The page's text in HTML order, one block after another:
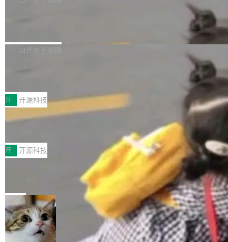
个主 agent 循环，外加一组后台 agent。这些后
库，并将作为transport接入Mooncake TENT。
MPComm将作为一种传输引擎接入Mooncake T
ENT，实现零拷贝传输性能提升30%、非零拷贝
传输性能最高提升5倍。UCL-MPComm底层基
于自研UCL-Engine通信引擎，后续腾讯网平将
持续开源更多基于UCL-Engine的高性能通信组
件。 腾讯网平团队在UCL-MPComm中实现了一
个独立于业务线程的全局通信引擎（Engine），
白开水不加糖
型案例入选名单》，深信服“面向企业研发场景的
开源 AI 编程平台 CoStrict 应用”凭借卓越的技术
创新与落地成效成功入选。 全链路私有化部署，
助力企业AI研发安全落地 当前，越来越多企业已
经开始引入 AI Coding 工具，通过调用公有云模
型或企业内部部署模型提升研发效率。但随着 AI
Coding 从个人辅助工具逐步走向团队级、组织
级应用，企业在规模化落地过程中，对安全性、
可控性和代码质量提出了更高要求。 首先是数据
安全与合规要求。对于大多数普通研发场景，公
有云模型能够满足快速试用和效率提升的需求。
但对于金融、能源、医疗等对数据安全要求较...
开 开源科技
深信服AI算力网关入选工信部人工智能
前不久，工业和信息化部正式发布《2025年人工
智能应用典型案例名单》，集中展示人工智能在
各领域的应用成果，覆盖技术底座、行业赋能、
产品应用、支撑保障、专题等五大方向。深信服
AI算力网关（AI创新平台）成功入选！ 随着各行
各业的Agent走向规模化建设，算力构成形态逐
渐丰富，用户关注的重点也在发生变化：不只是
让AI用起来，还要进一步看清混合算力时代下，
Token花在哪里、算力是否被充分利用，以及持
开 开源科技
Jeff Dean 离开 Google：一个时代的结
束，一个实验室的开始
Google 员工编号 20。MapReduce 作者之一。
Bigtable 作者之一。TensorFlow 的作者之一。
Gemini 的架构师。Google 首席科学家。 Jeff D
ean 在 Google 工作了 27 年后，宣布离职。 他
不是一个人走。一同离开的还有 Sanjay Ghema
局
🔥 SolonCode v2026.8.4 发布：界面
字体可调、22 种语言、记忆搜索增强
打开终端就能上岗的全中文编码智能体，这一轮